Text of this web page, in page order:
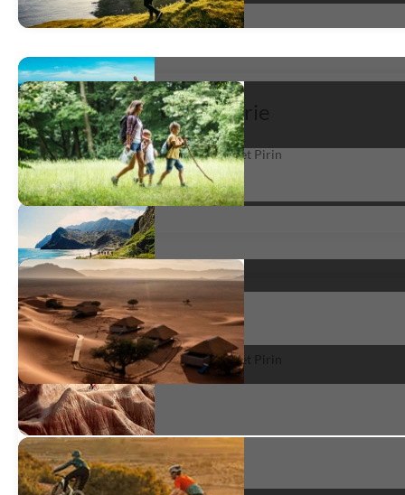
L'essentiel de la Bulgarie
Panorama bulgare, entre Rhodopes et Pirin
satisfait*
Top la Bulgarie
Panorama bulgare, entre Rhodopes et Pirin
très satisfait*